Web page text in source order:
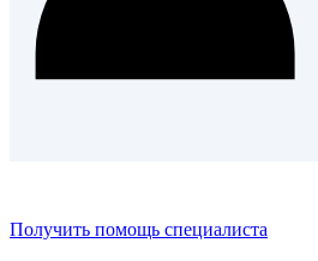
Получить помощь специалиста